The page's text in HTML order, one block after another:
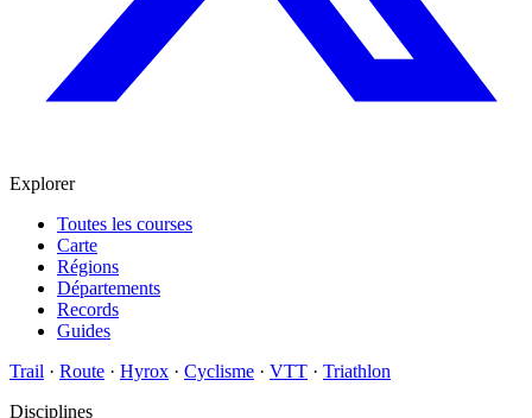
Explorer
Toutes les courses
Carte
Régions
Départements
Records
Guides
Trail · Route · Hyrox · Cyclisme · VTT · Triathlon
Disciplines